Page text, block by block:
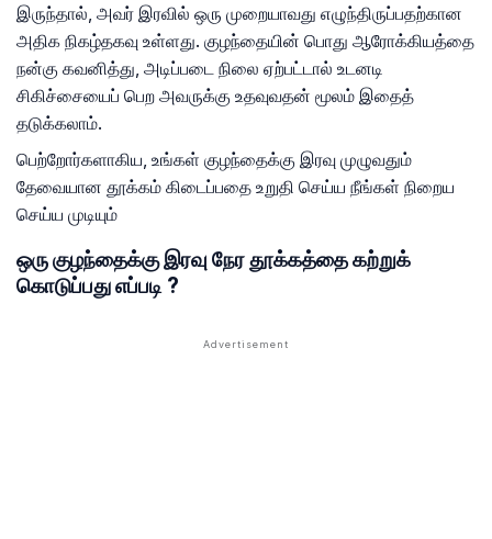
இருந்தால், அவர் இரவில் ஒரு முறையாவது எழுந்திருப்பதற்கான
அதிக நிகழ்தகவு உள்ளது. குழந்தையின் பொது ஆரோக்கியத்தை
நன்கு கவனித்து, அடிப்படை நிலை ஏற்பட்டால் உடனடி
சிகிச்சையைப் பெற அவருக்கு உதவுவதன் மூலம் இதைத்
தடுக்கலாம்.
பெற்றோர்களாகிய, உங்கள் குழந்தைக்கு இரவு முழுவதும்
தேவையான தூக்கம் கிடைப்பதை உறுதி செய்ய நீங்கள் நிறைய
செய்ய முடியும்
ஒரு குழந்தைக்கு இரவு நேர தூக்கத்தை கற்றுக்
கொடுப்பது எப்படி ?